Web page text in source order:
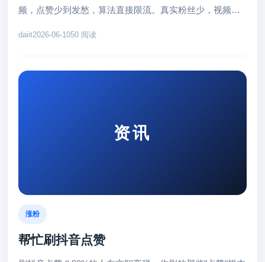
频，点赞少到发愁，算法直接限流。真实粉丝少，视频沉
daiit2026-06-1050 阅读
资讯
涨粉
帮忙刷抖音点赞